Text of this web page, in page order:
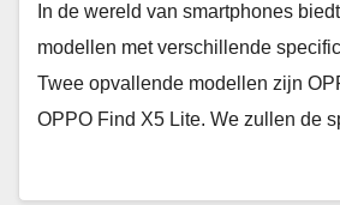
In de wereld van smartphones
modellen met verschillende
Twee opvallende modellen zijn
OPPO Find X5 Lite. We zullen de